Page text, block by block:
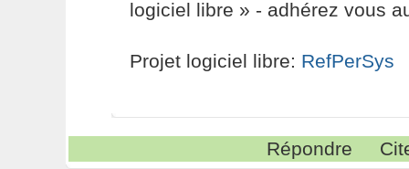
logiciel libre » - adhérez vous
Projet logiciel libre: RefPerSys
Répondre